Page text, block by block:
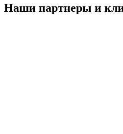
Наши партнеры и